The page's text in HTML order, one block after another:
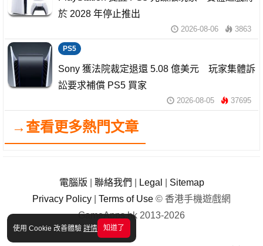
使用 Cookie 改善體驗 詳情 知道了
於 2028 年停止推出
2026-08-06 3863
PS5
Sony 獲法院裁定退還 5.08 億美元 玩家集體訴
訟要求補償 PS5 買家
2026-08-05 37695
→查看更多熱門文章
電腦版 聯絡我們 Legal
Sitemap
Privacy Policy
Terms of Use © 香港手機遊戲網
GameApps.hk 2013-2026